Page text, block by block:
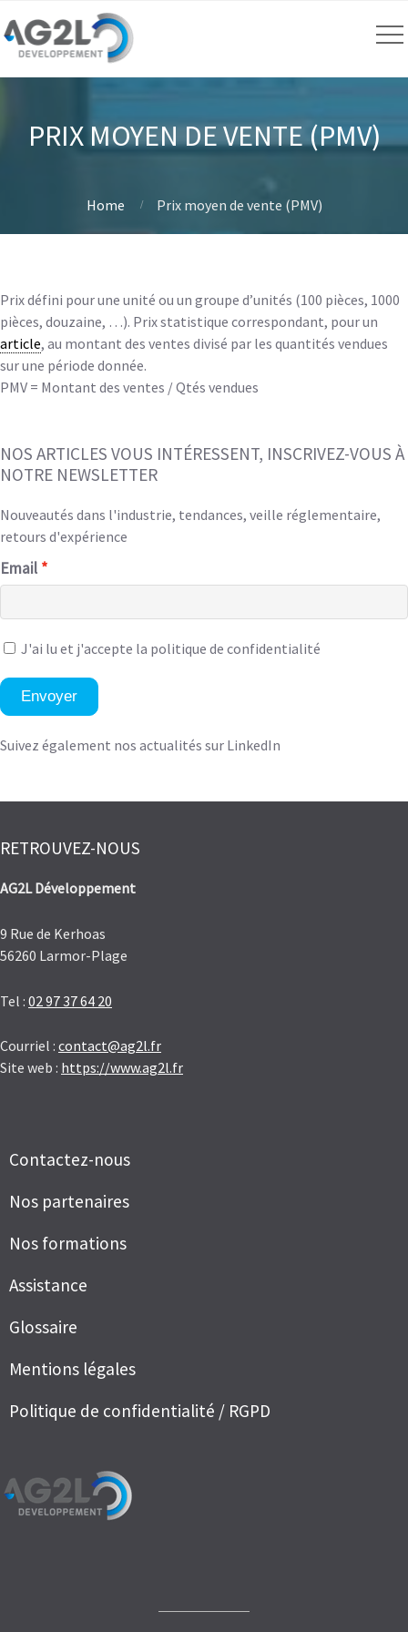
PRIX MOYEN DE VENTE (PMV)
Home Prix moyen de vente (PMV)
Prix défini pour une unité ou un groupe d’unités (100 pièces, 1000
pièces, douzaine, …). Prix statistique correspondant, pour un
article, au montant des ventes divisé par les quantités vendues
sur une période donnée.
PMV = Montant des ventes / Qtés vendues
NOS ARTICLES VOUS INTÉRESSENT, INSCRIVEZ-VOUS À
NOTRE NEWSLETTER
Nouveautés dans l'industrie, tendances, veille réglementaire,
retours d'expérience
Email
J'ai lu et j'accepte la politique de confidentialité
Envoyer
Suivez également nos actualités sur LinkedIn
RETROUVEZ-NOUS
AG2L Développement
9 Rue de Kerhoas
56260 Larmor-Plage
Tel : 02 97 37 64 20
Courriel : contact@ag2l.fr
Site web : https://www.ag2l.fr
Contactez-nous
Nos partenaires
Nos formations
Assistance
Glossaire
Mentions légales
Politique de confidentialité / RGPD